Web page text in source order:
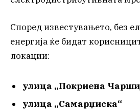
Според известувањето, без
енергија ќе бидат
локации:
улица „Покриена
улица „Самарџиска“